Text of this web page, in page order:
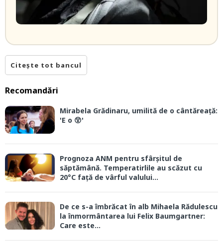
Citește tot bancul
Recomandări
Mirabela Grădinaru, umilită de o cântăreață:
'E o 😲'
Prognoza ANM pentru sfârșitul de
săptămână. Temperatirlile au scăzut cu
20°C față de vârful valului...
De ce s-a îmbrăcat în alb Mihaela Rădulescu
la înmormântarea lui Felix Baumgartner:
Care este...